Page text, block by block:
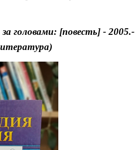
головами: [повесть] - 2005.-